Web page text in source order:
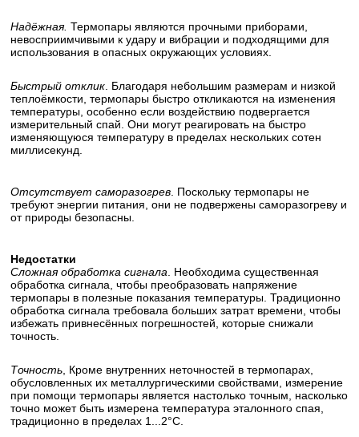
Надёжная. Термопары являются прочными приборами,
невосприимчивыми к удару и вибрации и подходящими для
использования в опасных окружающих условиях.
Быстрый отклик . Благодаря небольшим размерам и низкой
теплоёмкости, термопары быстро откликаются на изменения
температуры, особенно если воздействию подвергается
измерительный спай. Они могут реагировать на быстро
изменяющуюся температуру в пределах нескольких сотен
миллисекунд.
Отсутствует саморазогрев . Поскольку термопары не
требуют энергии питания, они не подвержены саморазогреву и
от природы безопасны.
Недостатки
Сложная обработка сигнала . Необходима существенная
обработка сигнала, чтобы преобразовать напряжение
термопары в полезные показания температуры. Традиционно
обработка сигнала требовала больших затрат времени, чтобы
избежать привнесённых погрешностей, которые снижали
точность.
Точность , Кроме внутренних неточностей в термопарах,
обусловленных их металлургическими свойствами, измерение
при помощи термопары является настолько точным, насколько
точно может быть измерена температура эталонного спая,
традиционно в пределах 1...2°С.